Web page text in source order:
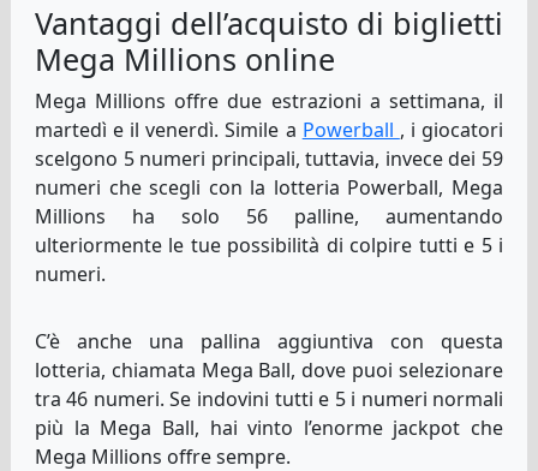
Vantaggi dell’acquisto di biglietti
Mega Millions online
Mega Millions offre due estrazioni a settimana, il
martedì e il venerdì. Simile a Powerball , i giocatori
scelgono 5 numeri principali, tuttavia, invece dei 59
numeri che scegli con la lotteria Powerball, Mega
Millions ha solo 56 palline, aumentando
ulteriormente le tue possibilità di colpire tutti e 5 i
numeri.
C’è anche una pallina aggiuntiva con questa
lotteria, chiamata Mega Ball, dove puoi selezionare
tra 46 numeri. Se indovini tutti e 5 i numeri normali
più la Mega Ball, hai vinto l’enorme jackpot che
Mega Millions offre sempre.